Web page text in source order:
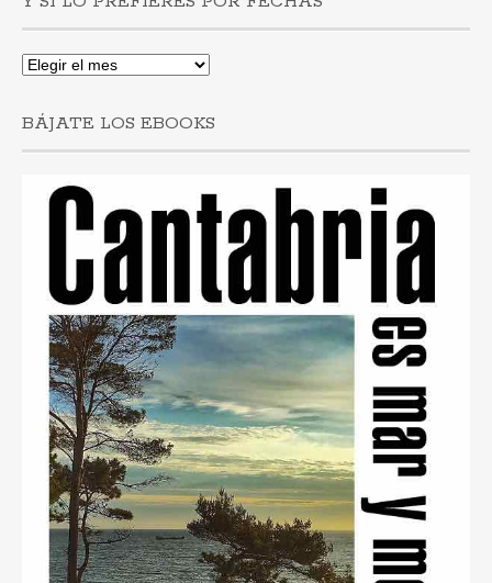
municipios
prefieres
por
BÁJATE LOS EBOOKS